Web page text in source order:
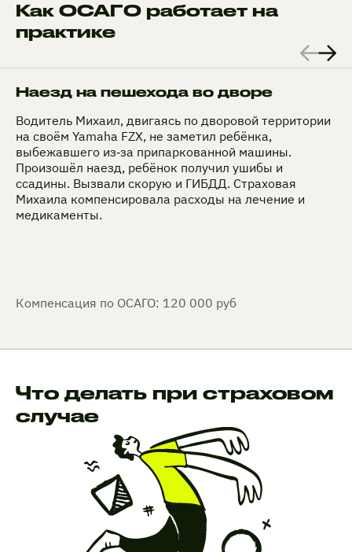
Как ОСАГО работает на
практике
Наезд на пешехода во дворе
Водитель Михаил, двигаясь по дворовой территории
на своём Yamaha FZX, не заметил ребёнка,
выбежавшего из‑за припаркованной машины.
Произошёл наезд, ребёнок получил ушибы и
ссадины. Вызвали скорую и ГИБДД. Страховая
Михаила компенсировала расходы на лечение и
медикаменты.
Компенсация по ОСАГО: 120 000 руб
Что делать при страховом
случае